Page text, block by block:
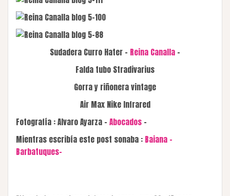
Sudadera Curro Hater – Reina Canalla –
Falda tubo Stradivarius
Gorra y riñonera vintage
Air Max Nike Infrared
Fotografía : Alvaro Ayarza – Abocados –
Mientras escribía este post sonaba : Baiana –
Barbatuques-